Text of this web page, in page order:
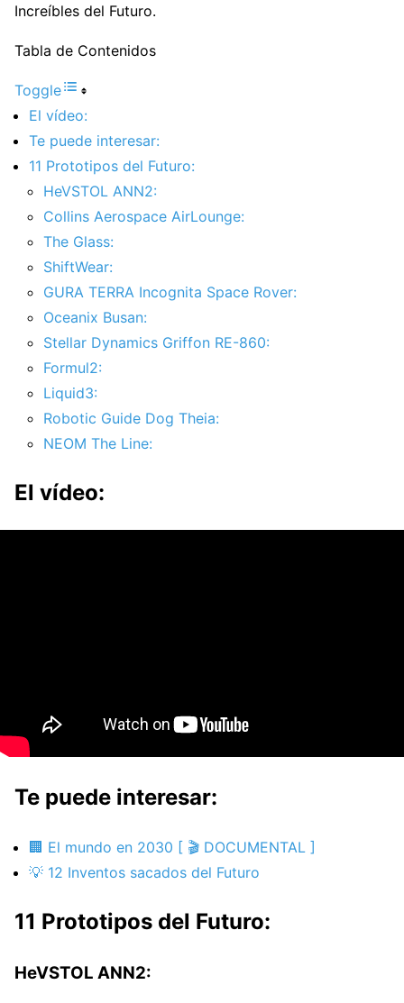
Increíbles del Futuro.
Tabla de Contenidos
Toggle
El vídeo:
Te puede interesar:
11 Prototipos del Futuro:
HeVSTOL ANN2:
Collins Aerospace AirLounge:
The Glass:
ShiftWear:
GURA TERRA Incognita Space Rover:
Oceanix Busan:
Stellar Dynamics Griffon RE-860:
Formul2:
Liquid3:
Robotic Guide Dog Theia:
NEOM The Line:
El vídeo:
Te puede interesar:
🏢 El mundo en 2030 [ 🎬 DOCUMENTAL ]
💡 12 Inventos sacados del Futuro
11 Prototipos del Futuro:
HeVSTOL ANN2: